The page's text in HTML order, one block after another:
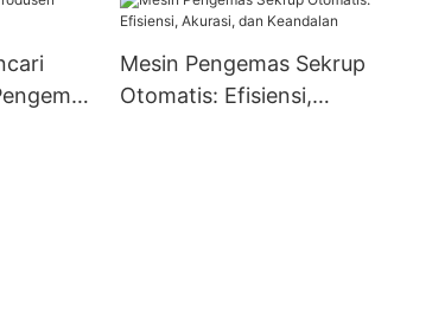
Mesin Pengemas Sekrup
Otomatis: Efisiensi,